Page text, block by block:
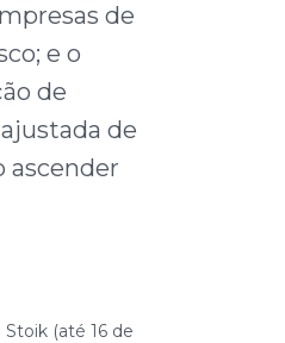
de
e o
de
de
ascender
(até 16 de
Base Máxima